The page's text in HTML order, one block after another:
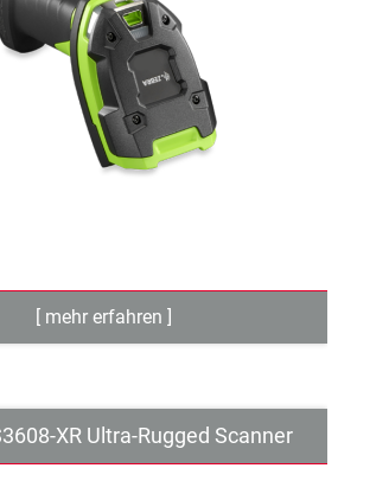
XR Ultra-Rugged Scanner